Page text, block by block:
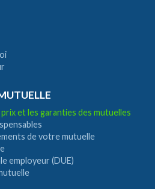
et les garanties des mutuelles
de votre mutuelle
employeur (DUE)